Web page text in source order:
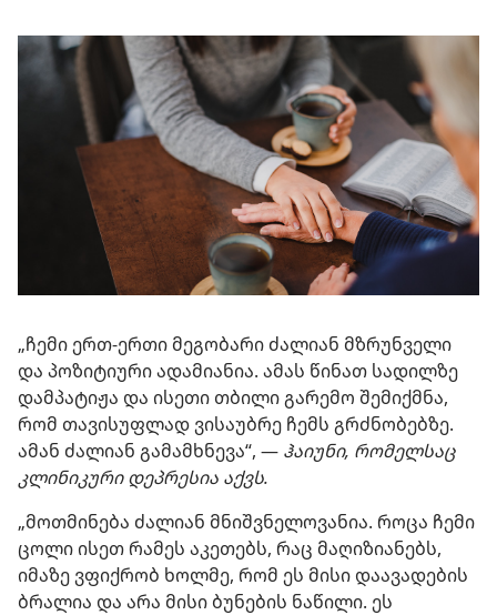
„ჩემი ერთ-ერთი მეგობარი ძალიან მზრუნველი
და პოზიტიური ადამიანია. ამას წინათ სადილზე
დამპატიჟა და ისეთი თბილი გარემო შემიქმნა,
რომ თავისუფლად ვისაუბრე ჩემს გრძნობებზე.
ამან ძალიან გამამხნევა“, — ჰაიუნი, რომელსაც
კლინიკური დეპრესია აქვს.
„მოთმინება ძალიან მნიშვნელოვანია. როცა ჩემი
ცოლი ისეთ რამეს აკეთებს, რაც მაღიზიანებს,
იმაზე ვფიქრობ ხოლმე, რომ ეს მისი დაავადების
ბრალია და არა მისი ბუნების ნაწილი. ეს